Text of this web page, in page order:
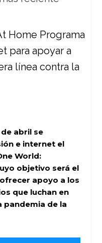
abril se
e internet el
World:
objetivo será el
apoyo a los
que luchan en
pandemia de la